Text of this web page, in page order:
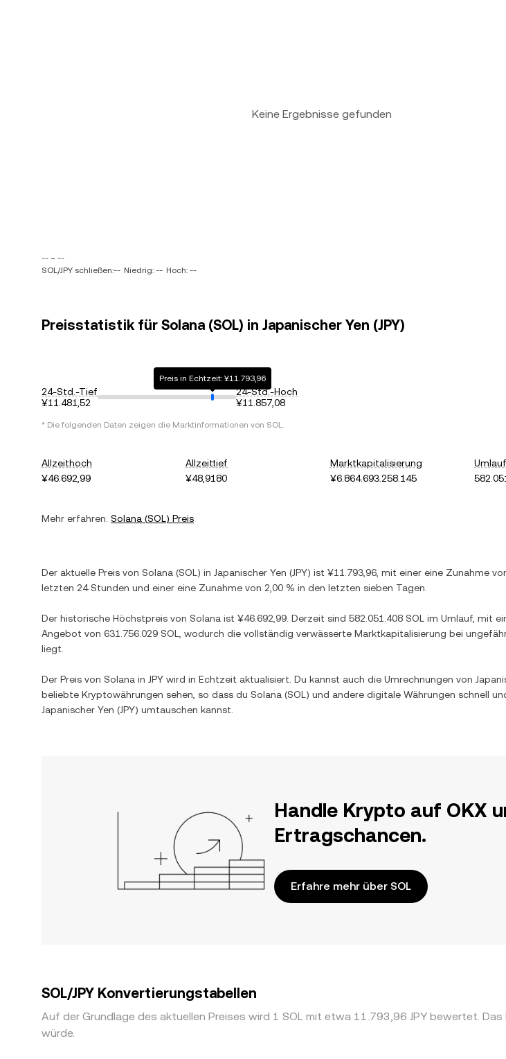
Keine Ergebnisse gefunden
-- ~ --
SOL/JPY schließen:-- Niedrig: -- Hoch: --
Preisstatistik für Solana (SOL) in Japanischer Yen (JPY)
24-Std.-Tief
¥11.481,52
Preis in Echtzeit: ¥11.793,96
24-Std.-Hoch
¥11.857,08
* Die folgenden Daten zeigen die Marktinformationen von SOL.
Allzeithoch
¥46.692,99
Allzeittief
¥48,9180
Marktkapitalisierung
¥6.864.693.258.145
Mehr erfahren: Solana (SOL) Preis
Der aktuelle Preis von Solana (SOL ) in Japanischer Yen (JPY) ist ¥11.793,96 , mit einer eine Zunahme
letzten 24 Stunden und einer eine Zunahme von 2,00 % in den letzten sieben Tagen.
Der historische Höchstpreis von Solana ist ¥46.692,99 . Derzeit sind 582.051.408 SOL im Umlauf, mit
Angebot von 631.756.029 SOL , wodurch die vollständig verwässerte Marktkapitalisierung bei
liegt.
Der Preis von Solana in JPY wird in Echtzeit aktualisiert. Du kannst auch die Umrechnungen von
beliebte Kryptowährungen sehen, so dass du Solana (SOL ) und andere digitale Währungen schnell
Japanischer Yen (JPY) umtauschen kannst.
Handle Krypto auf OKX
Ertragschancen.
Erfahre mehr über SOL
SOL/JPY Konvertierungstabellen
Auf der Grundlage des aktuellen Preises wird 1 SOL mit etwa 11.793,96 JPY bewertet.
würde.